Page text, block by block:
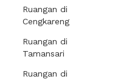
Ruangan di
Cengkareng
Ruangan di
Tamansari
Ruangan di